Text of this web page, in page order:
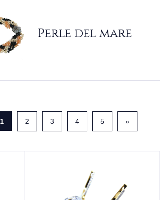
Perle del mare
1 2 3 4 5 »